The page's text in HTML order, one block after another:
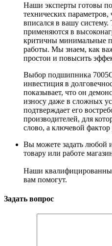
Наши эксперты готовы
технических
вписался в вашу систему.
применяются в
критичны минимальные
работы. Мы знаем, как
простои и повысить
Выбор подшипника
инвестиция в
показывает, что он
износу даже в сложных
подтверждает его
производителей, для
слово, а ключевой фактор
Вы можете задать любой
товару или работе
Наши
вам помогут.
Задать вопрос